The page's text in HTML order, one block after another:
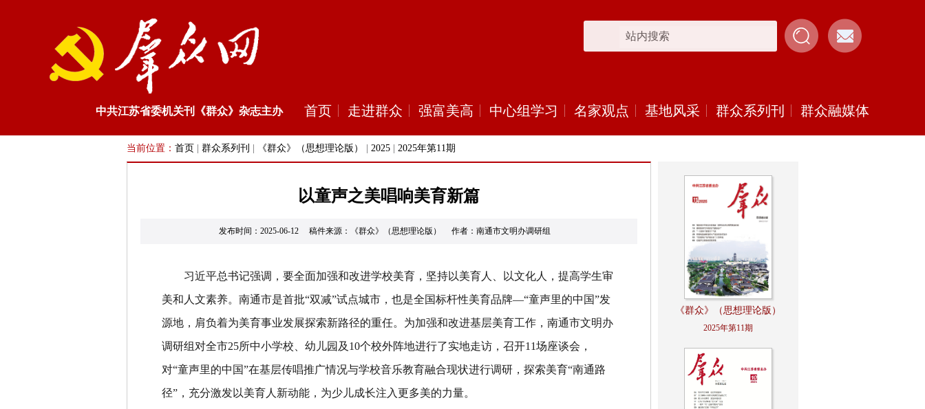
中共江苏省委机关刊《群众》杂志主办 首页 走进群众 强富美高 中心组学习 名家观点 基地风采 群众系列刊 群众融媒体
当前位置： 首页 群众系列刊 《群众》（思想理论版） 2025 2025年第11期
以童声之美唱响美育新篇
发布时间：2025-06-12 稿件来源：《群众》（思想理论版） 作者：南通市文明办调研组
习近平总书记强调，要全面加强和改进学校美育，坚持以美育人、以文化人，提高学生审
美和人文素养。南通市是首批“双减”试点城市，也是全国标杆性美育品牌—“童声里的中国”发
源地，肩负着为美育事业发展探索新路径的重任。为加强和改进基层美育工作，南通市文明办
调研组对全市25所中小学校、幼儿园及 10个校外阵地进行了实地走访，召开11场座谈会，
对“童声里的中国”在基层传唱推广情况与学校音乐教育融合现状进行调研，探索美育“南通路
径” ，充分激发以美育人新动能，为少儿成长注入更多美的力量。
《群众》（思想理论版）
2025年第11期